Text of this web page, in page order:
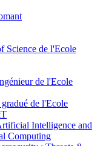
Science de l'Ecole
de l'Ecole
de l'Ecole
Intelligence and
Computing